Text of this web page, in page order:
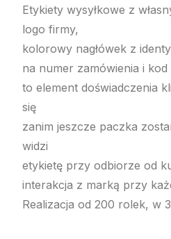
Etykiety wysyłkowe z
logo firmy,
kolorowy nagłówek z
na numer zamówienia i
to element doświadczenia
się
zanim jeszcze paczka
widzi
etykietę przy odbiorze od
interakcja z marką przy
Realizacja od 200 rolek, w